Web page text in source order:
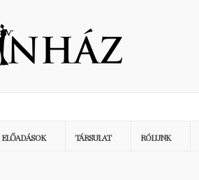
ELŐADÁSOK TÁRSULAT RÓLUNK